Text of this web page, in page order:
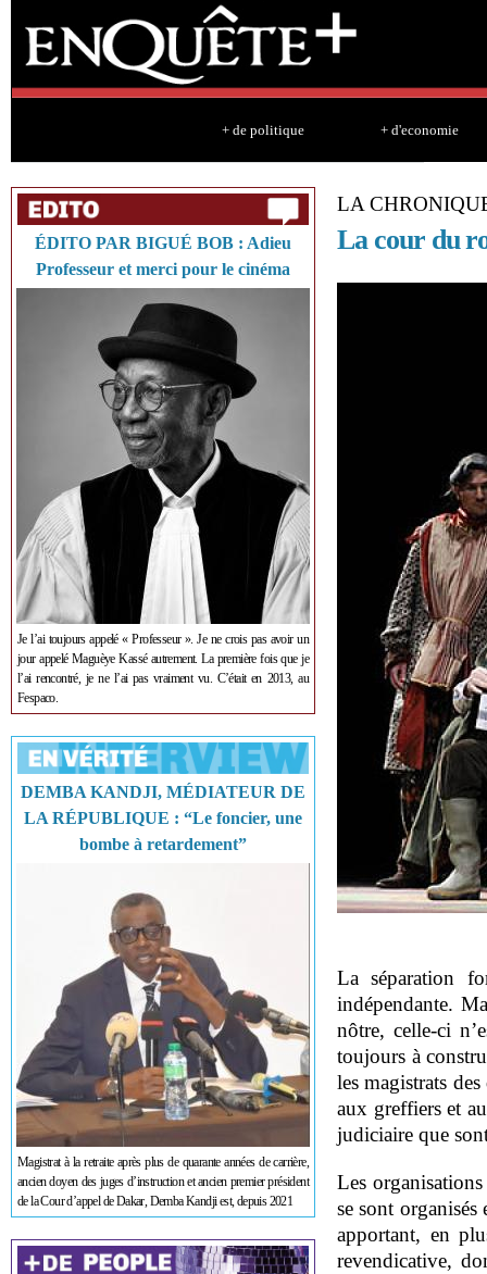
+ de politique + d'economie
ÉDITO PAR BIGUÉ BOB : Adieu
Professeur et merci pour le cinéma
Je l’ai toujours appelé « Professeur ». Je ne crois pas avoir un
jour appelé Maguèye Kassé autrement. La première fois que je
l’ai rencontré, je ne l’ai pas vraiment vu. C’était en 2013, au
Fespaco.
DEMBA KANDJI, MÉDIATEUR DE
LA RÉPUBLIQUE : “Le foncier, une
bombe à retardement”
Magistrat à la retraite après plus de quarante années de carrière,
ancien doyen des juges d’instruction et ancien premier président
de la Cour d’appel de Dakar, Demba Kandji est, depuis 2021
LA
La cour du
La séparation
indépendante.
nôtre, celle-ci
toujours à
les magistrats
aux greffiers et
judiciaire que
Les
se sont
apportant, en
revendicative,